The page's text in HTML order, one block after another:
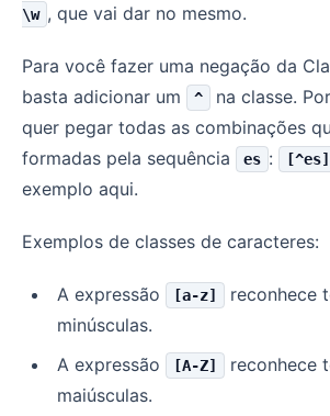
\w , que vai dar no mesmo.
Para você fazer uma negação da
basta adicionar um
^
na classe.
quer pegar todas as combinações
formadas pela sequência
es : [^es]
exemplo aqui.
Exemplos de classes de caracteres:
A expressão [a-z]
reconhece
minúsculas.
A expressão
[A-Z]
reconhece
maiúsculas.